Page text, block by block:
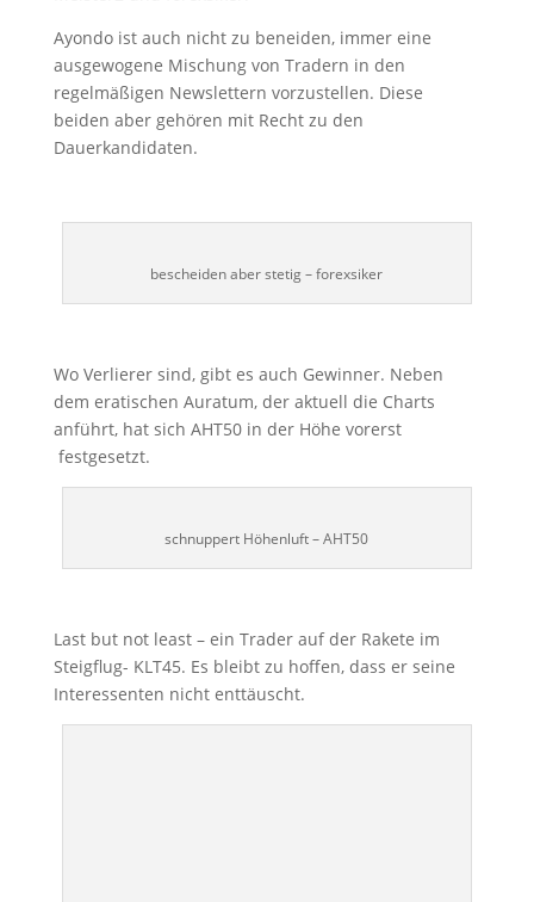
Ayondo ist auch nicht zu beneiden, immer eine
ausgewogene Mischung von Tradern in den
regelmäßigen Newslettern vorzustellen. Diese
beiden aber gehören mit Recht zu den
Dauerkandidaten.
bescheiden aber stetig – forexsiker
Wo Verlierer sind, gibt es auch Gewinner. Neben
dem eratischen Auratum, der aktuell die Charts
anführt, hat sich AHT50 in der Höhe vorerst
festgesetzt.
schnuppert Höhenluft – AHT50
Last but not least – ein Trader auf der Rakete im
Steigflug- KLT45. Es bleibt zu hoffen, dass er seine
Interessenten nicht enttäuscht.